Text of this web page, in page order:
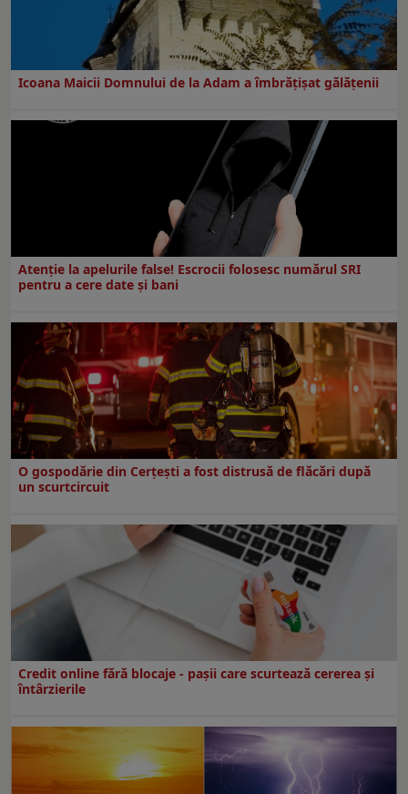
Icoana Maicii Domnului de la Adam a îmbrățișat gălățenii
Atenție la apelurile false! Escrocii folosesc numărul SRI
pentru a cere date și bani
O gospodărie din Cerțești a fost distrusă de flăcări după
un scurtcircuit
Credit online fără blocaje - pașii care scurtează cererea și
întârzierile